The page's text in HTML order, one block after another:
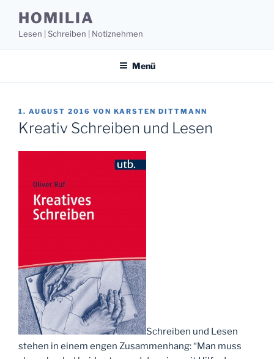
Inhalt
springen
HOMILIA
Lesen | Schreiben | Notiznehmen
Menü
VERÖFFENTLICHT
AM
1. AUGUST 2016 VON KARSTEN DITTMANN
Kreativ Schreiben und Lesen
Schreiben und Lesen
stehen in einem engen Zusammenhang: “Man muss